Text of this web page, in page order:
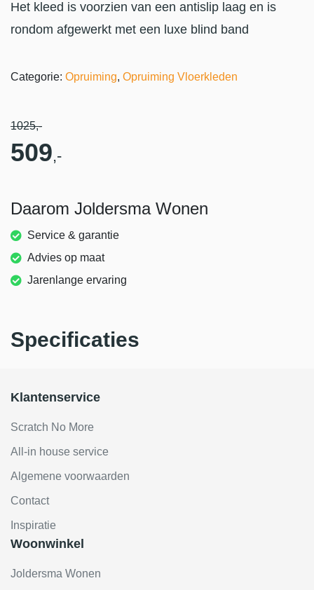
Het kleed is voorzien van een antislip laag en is
rondom afgewerkt met een luxe blind band
Categorie: Opruiming, Opruiming Vloerkleden
1025,-
509,-
Daarom Joldersma Wonen
Service & garantie
Advies op maat
Jarenlange ervaring
Specificaties
Klantenservice
Scratch No More
All-in house service
Algemene voorwaarden
Contact
Inspiratie
Woonwinkel
Joldersma Wonen